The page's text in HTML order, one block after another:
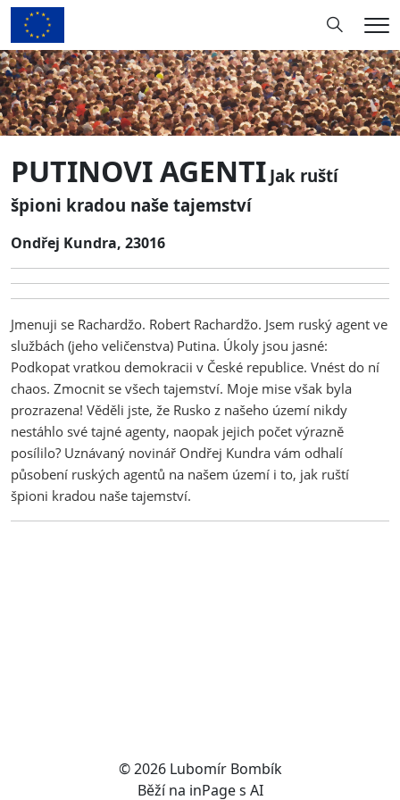
Hledání
PUTINOVI AGENTI Jak ruští
špioni kradou naše tajemství
Ondřej Kundra, 23016
Jmenuji se Rachardžo. Robert Rachardžo. Jsem ruský agent ve
službách (jeho veličenstva) Putina. Úkoly jsou jasné:
Podkopat vratkou demokracii v České republice. Vnést do ní
chaos. Zmocnit se všech tajemství. Moje mise však byla
prozrazena! Věděli jste, že Rusko z našeho území nikdy
nestáhlo své tajné agenty, naopak jejich počet výrazně
posílilo? Uznávaný novinář Ondřej Kundra vám odhalí
působení ruských agentů na našem území i to, jak ruští
špioni kradou naše tajemství.
© 2026 Lubomír Bombík
Běží na inPages AI